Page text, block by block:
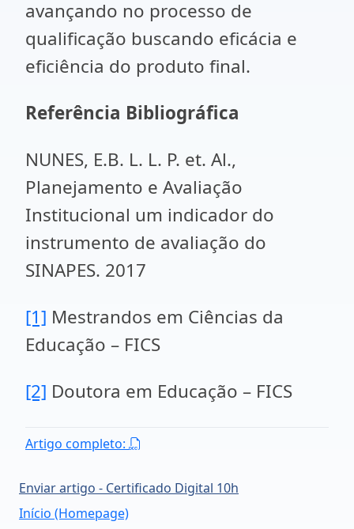
avançando no processo de
qualificação buscando eficácia e
eficiência do produto final.
Referência Bibliográfica
NUNES, E.B. L. L. P. et. Al.,
Planejamento e Avaliação
Institucional um indicador do
instrumento de avaliação do
SINAPES. 2017
[1] Mestrandos em Ciências da
Educação – FICS
[2] Doutora em Educação – FICS
Artigo completo:
Enviar artigo - Certificado Digital 10h
Início (Homepage)